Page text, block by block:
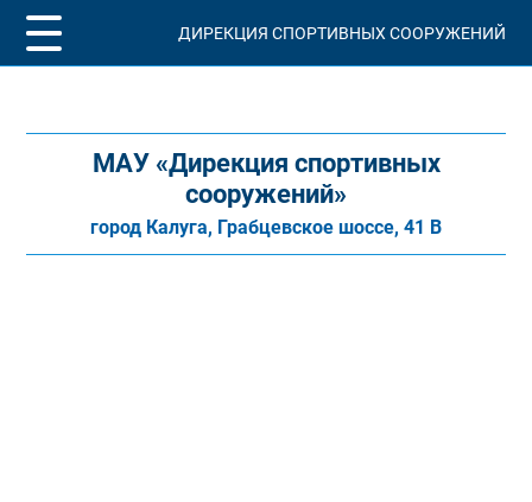
ДИРЕКЦИЯ СПОРТИВНЫХ СООРУЖЕНИЙ
МАУ «Дирекция спортивных
сооружений»
город Калуга, Грабцевское шоссе, 41 В